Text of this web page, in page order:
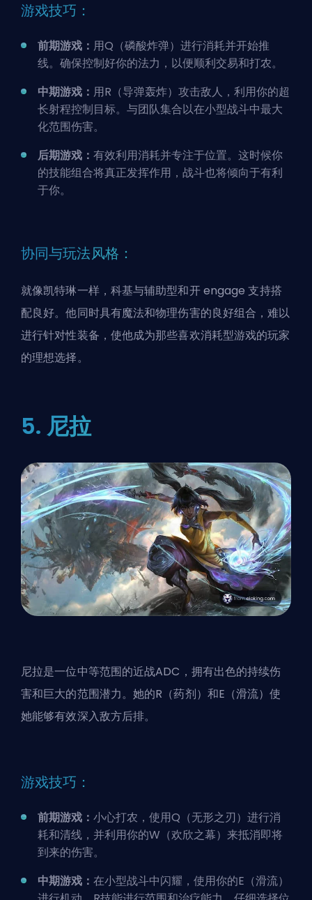
游戏技巧：
前期游戏： 用Q（磷酸炸弹）进行消耗并开始推
线。确保控制好你的法力，以便顺利交易和打农。
中期游戏： 用R（导弹轰炸）攻击敌人，利用你的超
长射程控制目标。与团队集合以在小型战斗中最大
化范围伤害。
后期游戏： 有效利用消耗并专注于位置。这时候你
的技能组合将真正发挥作用，战斗也将倾向于有利
于你。
协同与玩法风格：
就像凯特琳一样，科基与辅助型和开 engage 支持搭
配良好。他同时具有魔法和物理伤害的良好组合，难以
进行针对性装备，使他成为那些喜欢消耗型游戏的玩家
的理想选择。
5. 尼拉
尼拉是一位中等范围的近战ADC，拥有出色的持续伤
害和巨大的范围潜力。她的R（药剂）和E（滑流）使
她能够有效深入敌方后排。
游戏技巧：
前期游戏： 小心打农，使用Q（无形之刃）进行消
耗和清线，并利用你的W（欢欣之幕）来抵消即将
到来的伤害。
中期游戏： 在小型战斗中闪耀，使用你的E（滑流）